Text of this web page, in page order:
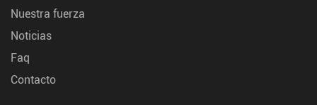
Nuestra fuerza
Noticias
Faq
Contacto